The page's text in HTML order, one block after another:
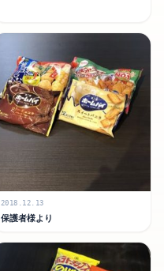
2018.12.13
保護者様より